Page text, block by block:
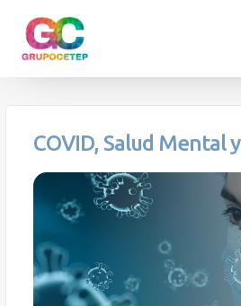
COVID, Salud Mental